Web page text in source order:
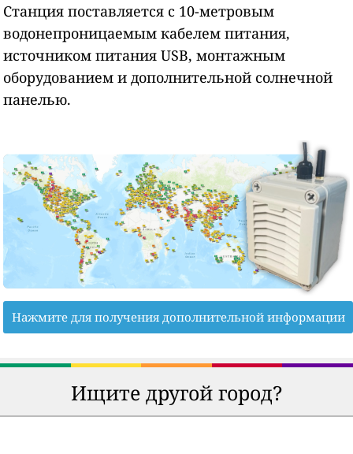
Станция поставляется с 10-метровым
водонепроницаемым кабелем питания,
источником питания USB, монтажным
оборудованием и дополнительной солнечной
панелью.
Нажмите для получения дополнительной информации
Ищите другой город?